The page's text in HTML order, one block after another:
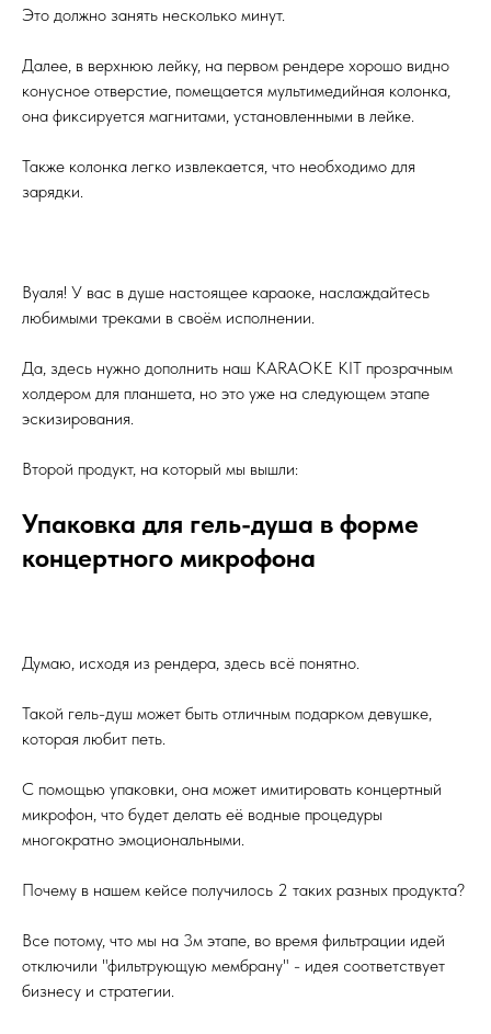
Это должно занять несколько минут.
Далее, в верхнюю лейку, на первом рендере хорошо видно
конусное отверстие, помещается мультимедийная колонка,
она фиксируется магнитами, установленными в лейке.
Также колонка легко извлекается, что необходимо для
зарядки.
Вуаля! У вас в душе настоящее караоке, наслаждайтесь
любимыми треками в своём исполнении.
Да, здесь нужно дополнить наш KARAOKE KIT прозрачным
холдером для планшета, но это уже на следующем этапе
эскизирования.
Второй продукт, на который мы вышли:
Упаковка для гель-душа в форме
концертного микрофона
Думаю, исходя из рендера, здесь всё понятно.
Такой гель-душ может быть отличным подарком девушке,
которая любит петь.
С помощью упаковки, она может имитировать концертный
микрофон, что будет делать её водные процедуры
многократно эмоциональными.
Почему в нашем кейсе получилось 2 таких разных продукта?
Все потому, что мы на 3м этапе, во время фильтрации идей
отключили "фильтрующую мембрану" - идея соответствует
бизнесу и стратегии.